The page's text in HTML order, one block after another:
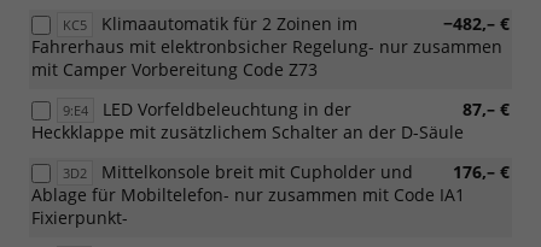
KC5 −482,– €
Klimaautomatik für 2 Zoinen im
Fahrerhaus mit elektronbsicher Regelung- nur zusammen
mit Camper Vorbereitung Code Z73
9:E4 87,– €
LED Vorfeldbeleuchtung in der
Heckklappe mit zusätzlichem Schalter an der D-Säule
3D2 176,– €
Mittelkonsole breit mit Cupholder und
Ablage für Mobiltelefon- nur zusammen mit Code IA1
Fixierpunkt-